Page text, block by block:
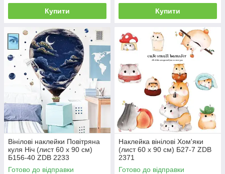
Купити Купити
Вінілові наклейки Повітряна
куля Ніч (лист 60 х 90 см)
Б156-40 ZDB 2233
Готово до відправки
Наклейка вінілові Хом'яки
(лист 60 х 90 см) Б27-7 ZDB
2371
Готово до відправки